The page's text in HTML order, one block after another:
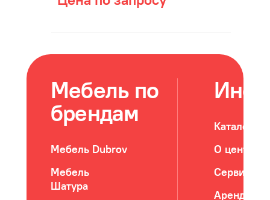
Мебель по
брендам
Мебель Dubrov
Мебель
Шатура
Каталог
О центре
Сервис